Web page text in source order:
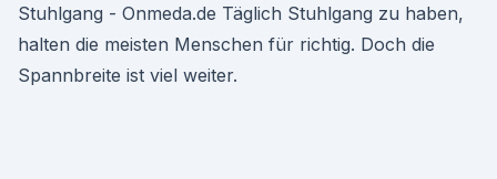
Stuhlgang - Onmeda.de Täglich Stuhlgang zu haben,
halten die meisten Menschen für richtig. Doch die
Spannbreite ist viel weiter.